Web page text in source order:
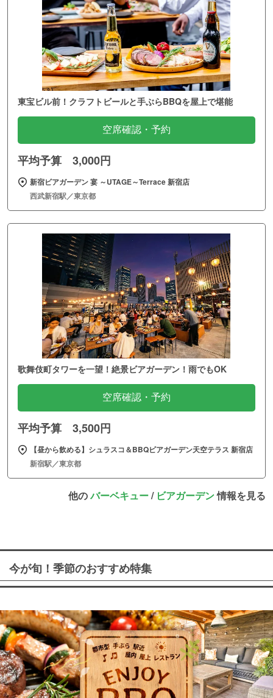
東宝ビル前！クラフトビールと手ぶらBBQを屋上で堪能
空席確認・予約
平均予算 3,000円
新宿ビアガーデン 宴 ～UTAGE～Terrace 新宿店
西武新宿駅／東京都
歌舞伎町タワーを一望！絶景ビアガーデン！雨でもOK
空席確認・予約
平均予算 3,500円
【昼から飲める】シュラスコ＆BBQビアガーデン天空テラス 新宿店
新宿駅／東京都
他のバーベキュー/ ビアガーデン情報を見る
今が旬！季節のおすすめ特集